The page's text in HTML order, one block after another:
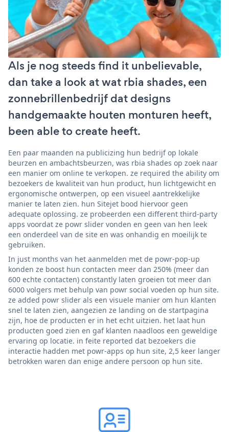
Als je nog steeds find it unbelievable,
dan take a look at wat rbia shades, een
zonnebrillenbedrijf dat designs
handgemaakte houten monturen heeft,
been able to create heeft.
Een paar maanden na publicizing hun bedrijf op lokale
beurzen en ambachtsbeurzen, was rbia shades op zoek naar
een manier om online te verkopen. ze required the ability om
bezoekers de kwaliteit van hun product, hun lichtgewicht en
ergonomische ontwerpen, op een visueel aantrekkelijke
manier te laten zien. hun Sitejet bood hiervoor geen
adequate oplossing. ze probeerden een different third-party
apps voordat ze powr slider vonden en geen van hen leek
een onderdeel van de site en was onhandig en moeilijk te
gebruiken.
In just months van het aanmelden met de powr-pop-up
konden ze boost hun contacten meer dan 250% (meer dan
600 echte contacten) constantly laten groeien tot meer dan
6000 volgers met behulp van powr social voeden op hun site.
ze added powr slider als een visuele manier om hun klanten
snel te laten zien, aangezien ze landing on de startpagina
zijn, hoe de producten er in het echt uitzien. het laat hun
producten goed zien en gaf klanten naadloos een geweldige
ervaring op locatie. in feite reported dat bezoekers die
interactie hadden met powr-apps op hun site, 2,5 keer langer
betrokken waren dan enige andere persoon op hun site.